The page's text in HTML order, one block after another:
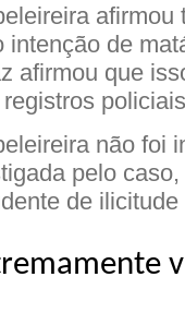
afirmou
intenção de
afirmou que
não foi
pelo
de